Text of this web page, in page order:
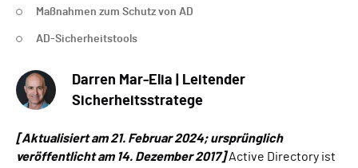
Maßnahmen zum Schutz von AD
AD-Sicherheitstools
Darren Mar-Elia | Leitender
Sicherheitsstratege
[Aktualisiert am 21. Februar 2024; ursprünglich
veröffentlicht am 14. Dezember 2017]Active Directory ist